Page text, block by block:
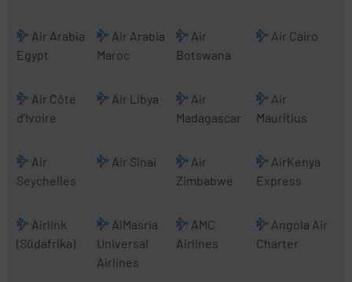
Air Arabia
Egypt
Air Arabia
Maroc
Air
Botswana
Air Cairo
Air Côte
d’Ivoire
Air Libya
Air
Madagascar
Air
Mauritius
Air
Seychelles
Air Sinai
Air
Zimbabwe
AirKenya
Express
Airlink
(Südafrika)
AlMasria
Universal
Airlines
AMC
Airlines
Angola Air
Charter